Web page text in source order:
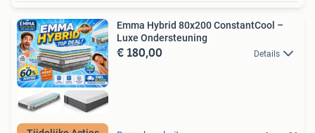
Emma Hybrid 80x200 ConstantCool –
Luxe Ondersteuning
€ 180,00 Details